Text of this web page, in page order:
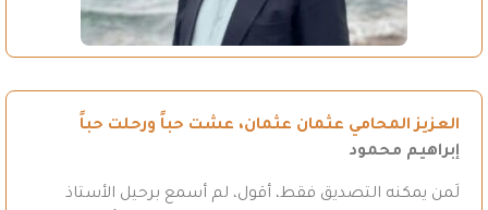
العزيز المحامي عثمان عثمان، عشت حباً ورحلت حباً
إبراهيم محمود
لَمن يمكنه التصديق فقط، أقول، لم أسمع برحيل الأستاذ